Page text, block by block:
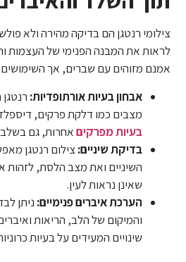
צילומי רנטגן הם בדיקה מהירה ולא
לראות את המבנה הפנימי של העצמות
אמנם מזוהים עם שברים, אך
אבחון בעיות אורתופדיות:
מצבים כמו דלקת פרקים,
בעיות מפרקיםאחרות, גם
בדיקת שיניים: צילום רנטגן
השיניים ואת מצב הלסת, לזהות
שאינן נראות לעין.
הערכת איברים פנימיים: ניתן
והמיקום של הלב, הריאות
שינויים המעידים על בעיות